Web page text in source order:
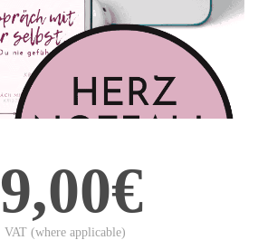
(where applicable)